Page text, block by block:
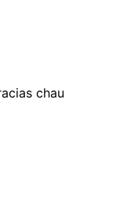
chau